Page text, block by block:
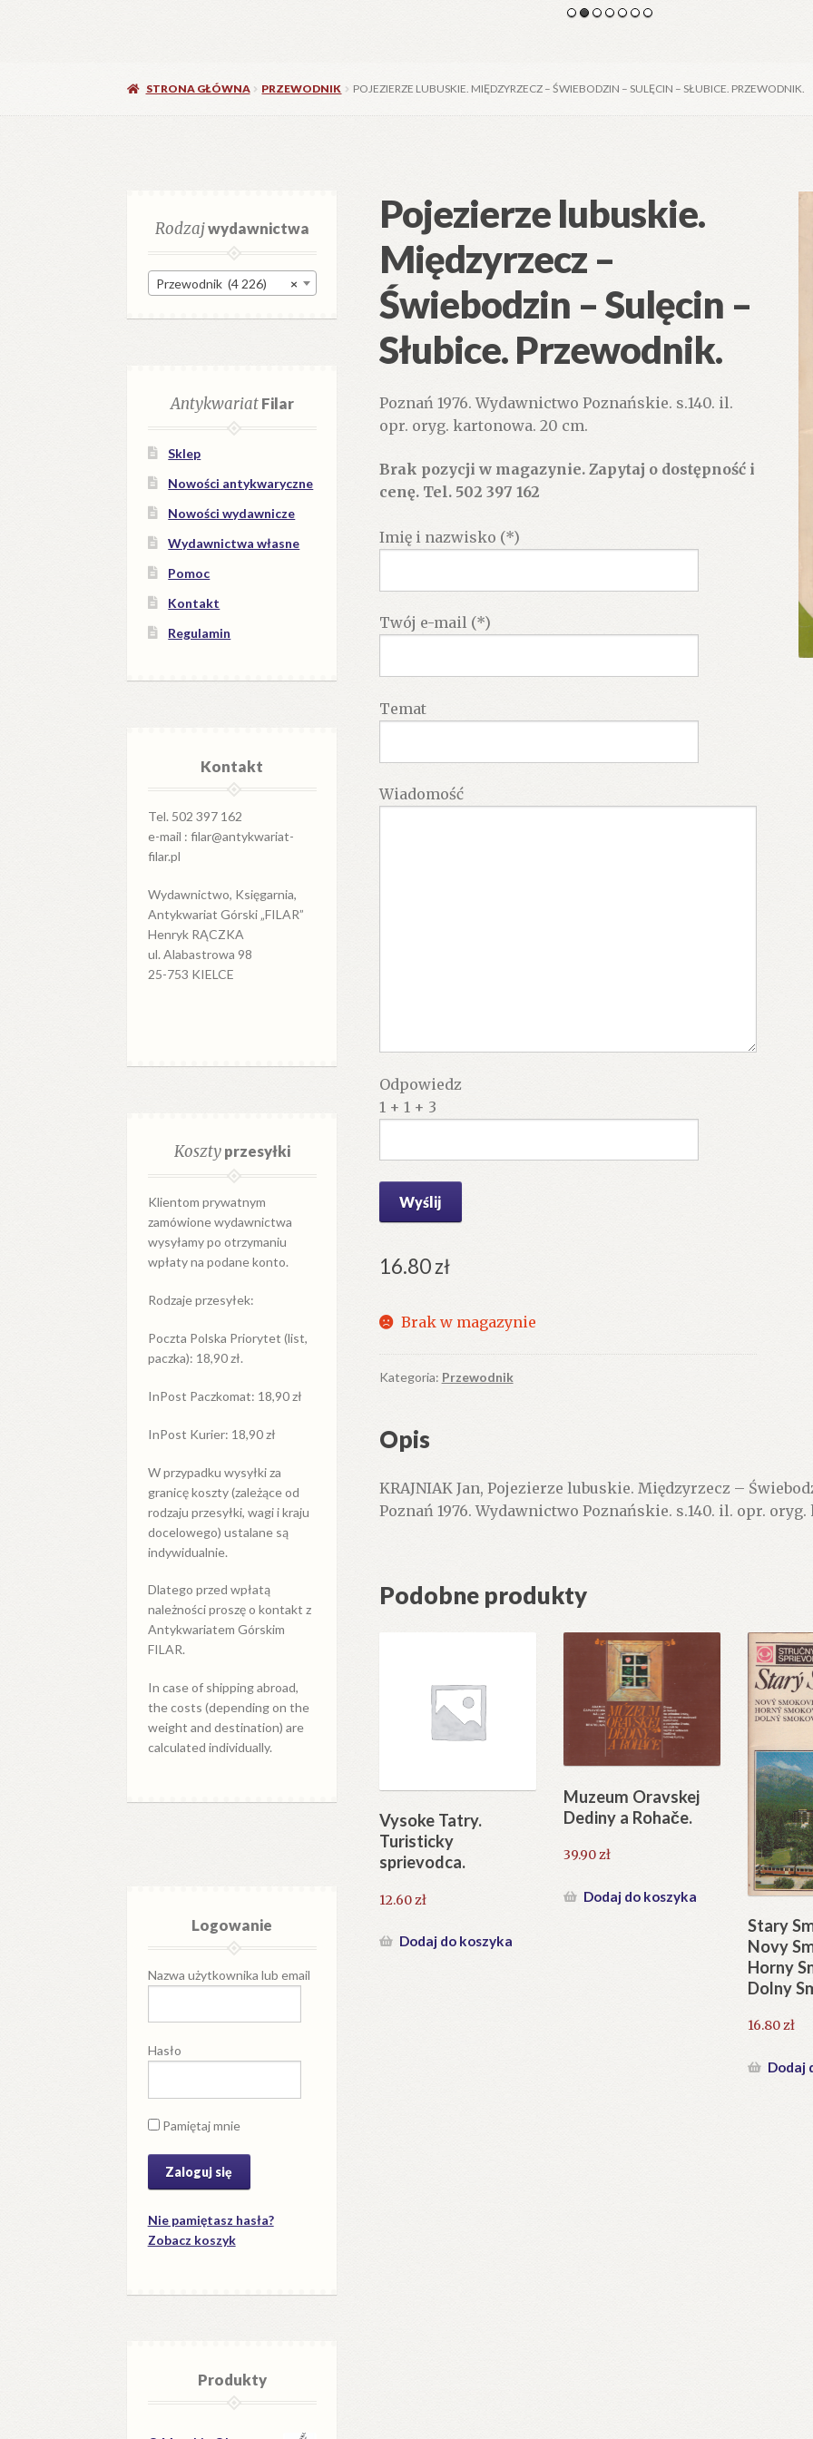
STRONA GŁÓWNA PRZEWODNIK POJEZIERZE LUBUSKIE. MIĘDZYRZECZ – ŚWIEBODZIN – SULĘCIN – SŁUBICE. PRZEWODNIK.
Pojezierze lubuskie.
Międzyrzecz –
Świebodzin – Sulęcin –
Słubice. Przewodnik.
Poznań 1976. Wydawnictwo Poznańskie. s.140. il.
opr. oryg. kartonowa. 20 cm.
Brak pozycji w magazynie. Zapytaj o dostępność i
cenę. Tel. 502 397 162
Imię i nazwisko (*)
Twój e-mail (*)
Temat
Wiadomość
Odpowiedz
1 + 1 + 3
16.80zł
Brak w magazynie
Kategoria: Przewodnik
Opis
KRAJNIAK Jan, Pojezierze lubuskie. Międzyrzecz –
Poznań 1976. Wydawnictwo Poznańskie. s.140. il. opr.
Podobne produkty
Vysoke Tatry.
Turisticky
sprievodca.
12.60 zł
Dodaj do koszyka
Muzeum Oravskej
Dediny a Rohače.
39.90zł
Dodaj do koszyka
Stary
Novy
Horny
Dolny
16.80zł
Dodaj
Rodzajwydawnictwa
×
Przewodnik (4 226)
AntykwariatFilar
Sklep
Nowości antykwaryczne
Nowości wydawnicze
Wydawnictwa własne
Pomoc
Kontakt
Regulamin
Kontakt
Tel. 502 397 162
e-mail : filar@antykwariat-
filar.pl
Wydawnictwo, Księgarnia,
Antykwariat Górski „FILAR”
Henryk RĄCZKA
ul. Alabastrowa 98
25-753 KIELCE
Kosztyprzesyłki
Klientom prywatnym
zamówione wydawnictwa
wysyłamy po otrzymaniu
wpłaty na podane konto.
Rodzaje przesyłek:
Poczta Polska Priorytet (list,
paczka): 18,90 zł.
InPost Paczkomat: 18,90 zł
InPost Kurier: 18,90 zł
W przypadku wysyłkiza
granicękoszty (zależące od
rodzaju przesyłki, wagi i kraju
docelowego) ustalane są
indywidualnie.
Dlatego przed wpłatą
należności proszę o kontakt z
Antykwariatem Górskim
FILAR.
In case of shipping abroad,
the costs (depending on the
weight and destination) are
calculated individually.
Logowanie
Nazwa użytkownika lub email
Hasło
Pamiętaj mnie
Nie pamiętasz hasła?
Zobacz koszyk
Produkty